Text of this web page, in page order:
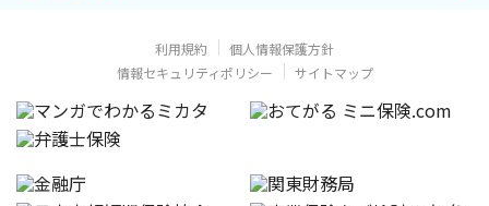
利用規約
個人情報保護方針
情報セキュリティポリシー
サイトマップ